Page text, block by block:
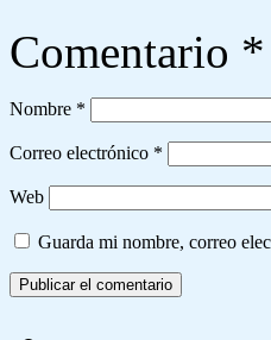
Comentario *
Nombre *
Correo electrónico *
Web
Guarda mi nombre, correo